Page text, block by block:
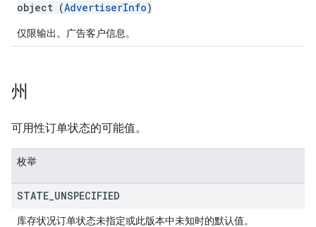
object (AdvertiserInfo)
仅限输出。广告客户信息。
州
可用性订单状态的可能值。
枚举
STATE UNSPECIFIED
库存状况订单状态未指定或此版本中未知时的默认值。